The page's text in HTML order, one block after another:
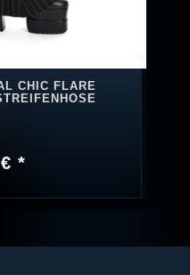
CHIC FLARE
*